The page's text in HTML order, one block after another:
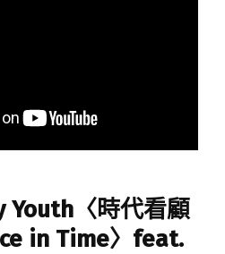
Youth〈時代看顧
in Time〉feat.